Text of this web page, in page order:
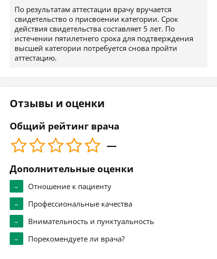
По результатам аттестации врачу вручается
свидетельство о присвоении категории. Срок
действия свидетельства составляет 5 лет. По
истечении пятилетнего срока для подтверждения
высшей категории потребуется снова пройти
аттестацию.
Отзывы и оценки
Общий рейтинг врача
—
Дополнительные оценки
–
Отношение к пациенту
–
Профессиональные качества
–
Внимательность и пунктуальность
–
Порекомендуете ли врача?